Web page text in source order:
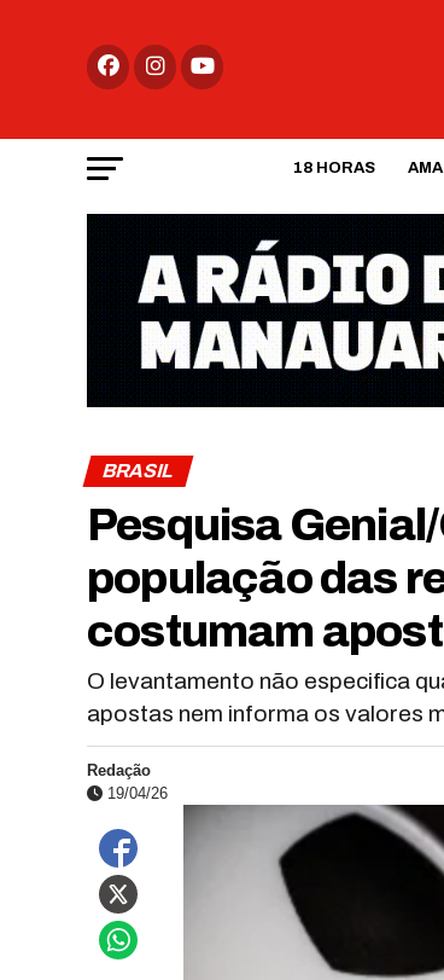
18 HORAS
BRASIL
Pesquisa
população das
costumam
O levantamento não especifica
apostas nem informa os valores
Redação
19/04/26